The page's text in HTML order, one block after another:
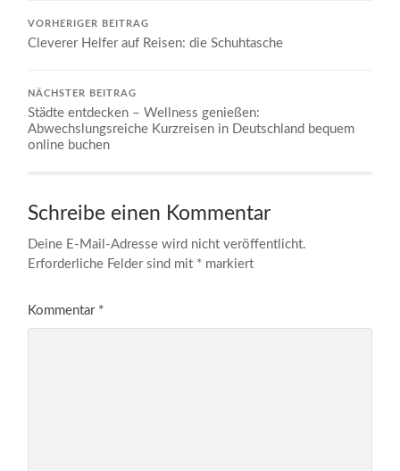
VORHERIGER BEITRAG
Cleverer Helfer auf Reisen: die Schuhtasche
NÄCHSTER BEITRAG
Städte entdecken – Wellness genießen:
Abwechslungsreiche Kurzreisen in Deutschland bequem
online buchen
Schreibe einen Kommentar
Deine E-Mail-Adresse wird nicht veröffentlicht.
Erforderliche Felder sind mit * markiert
Kommentar *